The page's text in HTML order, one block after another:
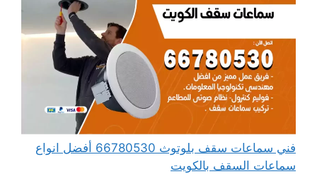
فني سماعات سقف بلوتوث 66780530 أفضل انواع
سماعات السقف بالكويت